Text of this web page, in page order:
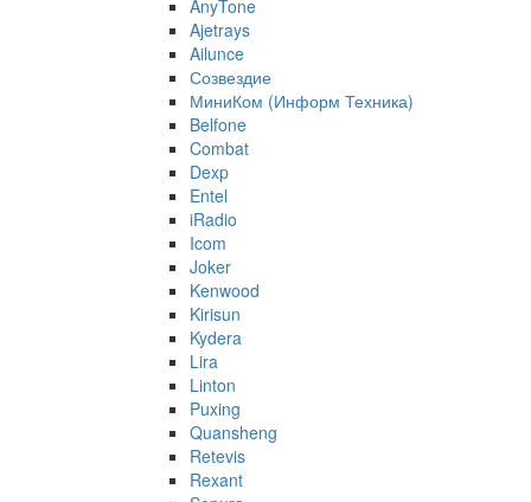
AnyTone
Ajetrays
Ailunce
Созвездие
МиниКом (Информ Техника)
Belfone
Combat
Dexp
Entel
iRadio
Icom
Joker
Kenwood
Kirisun
Kydera
Lira
Linton
Puxing
Quansheng
Retevis
Rexant